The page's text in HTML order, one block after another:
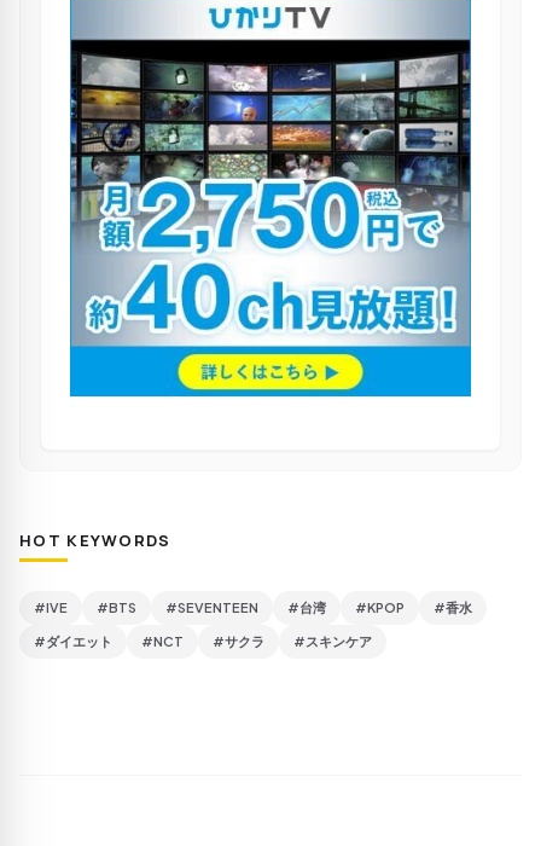
HOT KEYWORDS
#IVE #BTS #SEVENTEEN #台湾 #KPOP #香水
#ダイエット #NCT #サクラ #スキンケア